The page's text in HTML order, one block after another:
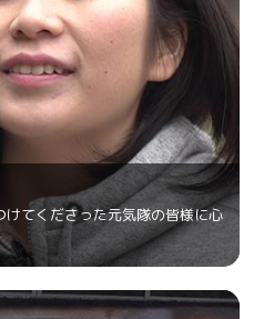
けてくださった元気隊の皆様に心